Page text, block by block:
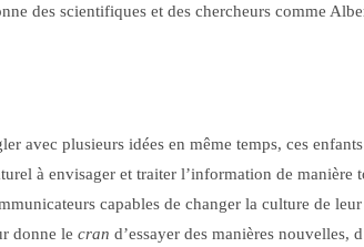
des scientifiques et des chercheurs comme
avec plusieurs idées en même temps, ces
à envisager et traiter l’information de manière
capables de changer la culture de
donne le cran d’essayer des manières nouvelles,